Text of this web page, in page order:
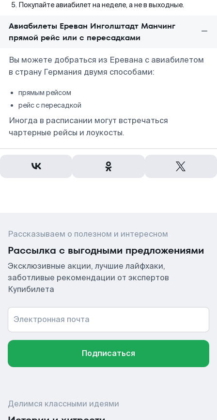
Покупайте авиабилет на неделе, а не в выходные.
Авиабилеты Ереван Инголштадт Манчинг
прямой рейс или с пересадками
Вы можете добраться из Еревана с авиабилетом
в страну Германия двумя способами:
прямым рейсом
рейс с пересадкой
Иногда в расписании могут встречаться
чартерные рейсы и лоукосты.
Рассказываем о полезном и интересном
Рассылка с выгодными предложениями
Эксклюзивные акции, лучшие лайфхаки,
заботливые рекомендации от экспертов
Купибилета
Электронная почта
Подписаться
Делимся классными идеями